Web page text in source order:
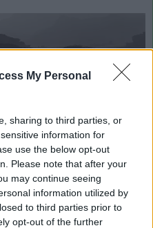
My Personal
sharing to third parties, or
information for
use the below opt-out
Please note that after your
may continue seeing
information utilized by
to third parties prior to
opt-out of the further
akár napi 6 liter víz
Juli Kosopalova)